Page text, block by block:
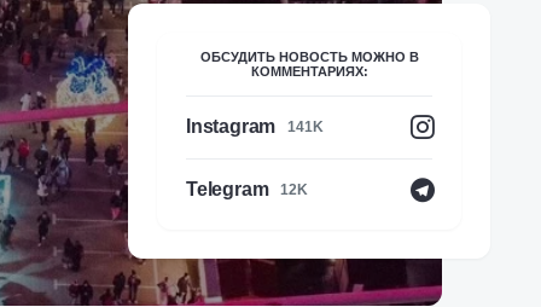
ОБСУДИТЬ НОВОСТЬ МОЖНО В
КОММЕНТАРИЯХ:
Instagram 141K
Telegram 12K